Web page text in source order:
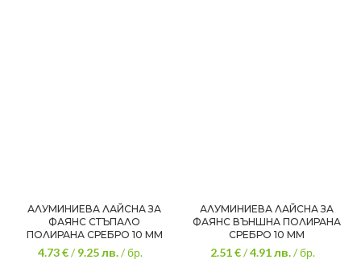
АЛУМИНИЕВА ЛАЙСНА ЗА
ФАЯНС СТЪПАЛО
ПОЛИРАНА СРЕБРО 10 MM
4.73 €/9.25лв./ бр.
АЛУМИНИЕВА ЛАЙСНА ЗА
ФАЯНС ВЪНШНА ПОЛИРАНА
СРЕБРО 10 ММ
2.51 €/4.91лв./ бр.